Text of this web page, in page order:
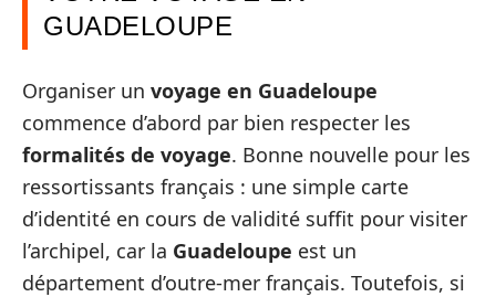
GUADELOUPE
Organiser un voyage en Guadeloupe
commence d’abord par bien respecter les
formalités de voyage. Bonne nouvelle pour les
ressortissants français : une simple carte
d’identité en cours de validité suffit pour visiter
l’archipel, car la Guadeloupe est un
département d’outre-mer français. Toutefois, si